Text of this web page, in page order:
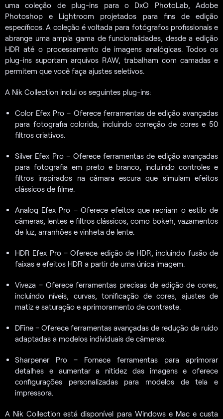
uma coleção de plug-ins para o DxO PhotoLab, Adobe
Photoshop e Lightroom projetados para fins de edição
específicos. A coleção é voltada para fotógrafos profissionais e
abrange uma ampla gama de funcionalidades, desde a edição
HDR até o processamento de imagens analógicas. Todos os
plug-ins suportam arquivos RAW, trabalham com camadas e
permitem que você faça ajustes seletivos.
A Nik Collection inclui os seguintes plug-ins:
Color Efex Pro – Oferece ferramentas de edição avançadas
para fotografia colorida, incluindo correção de cores e 50
filtros criativos.
Silver Efex Pro – Oferece ferramentas de edição avançadas
para fotografia em preto e branco, incluindo controles e
filtros inspirados na câmara escura que simulam efeitos
clássicos de filme.
Analog Efex Pro – Oferece efeitos que recriam o estilo de
câmeras, lentes e filtros clássicos, como bokeh, vazamentos
de luz, arranhões e vinheta de lente.
HDR Efex Pro – Oferece edição de HDR, incluindo fusão de
faixas e efeitos HDR a partir de uma única imagem.
Viveza – Oferece ferramentas precisas de edição de cores,
incluindo níveis, curvas, tonificação de cores, ajustes de
matiz e saturação e aprimoramento de contraste.
DFine – Oferece ferramentas avançadas de redução de ruído
adaptadas a modelos individuais de câmeras.
Sharpener Pro – Fornece ferramentas para aprimorar
detalhes e aumentar a nitidez das imagens e oferece
configurações personalizadas para modelos de tela e
impressora.
A Nik Collection está disponível para Windows e Mac e custa